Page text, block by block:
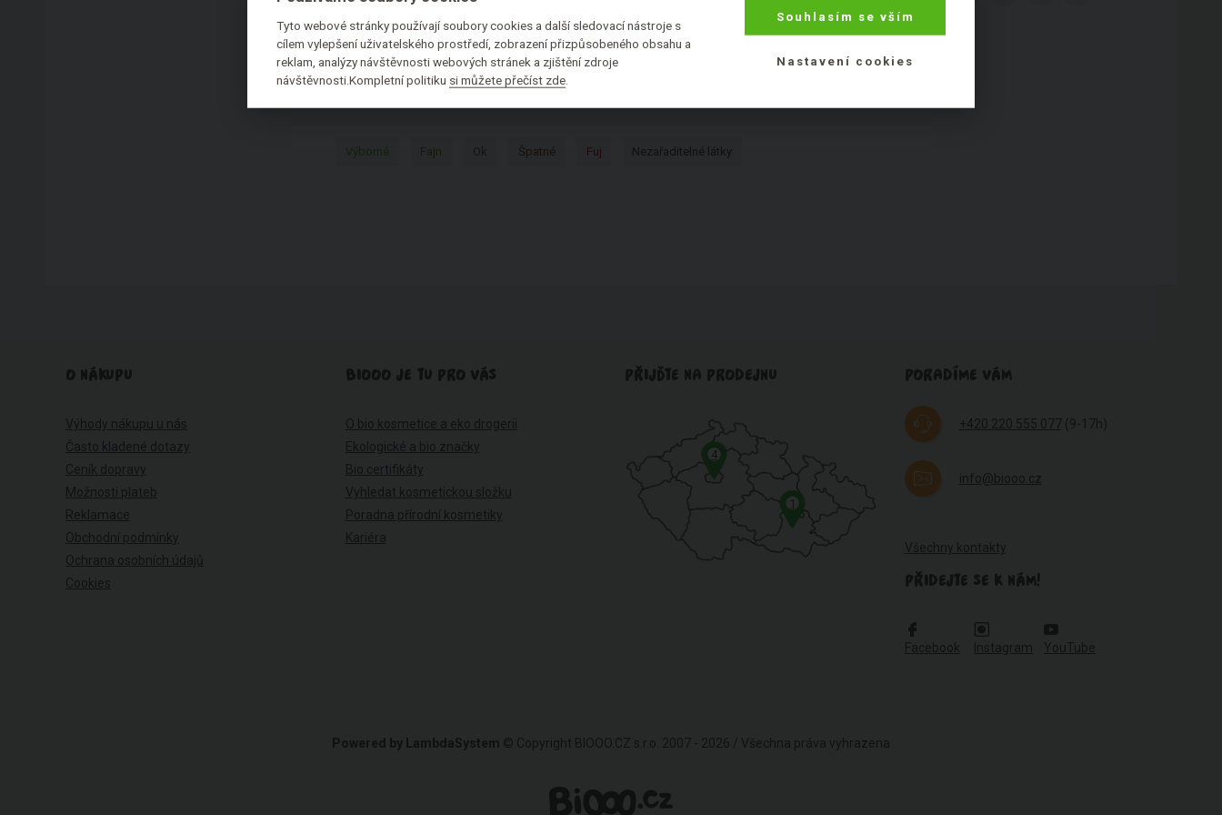
O P Q R S T U V W X
Výborné Fajn Ok Špatné Fuj Nezařaditelné látky
O NÁKUPU
Výhody nákupu u nás
Často kladené dotazy
Ceník dopravy
Možnosti plateb
Reklamace
Obchodní podmínky
Ochrana osobních údajů
Cookies
BIOOO JE TU PRO VÁS
O bio kosmetice a eko drogerii
Ekologické a bio značky
Bio certifikáty
Vyhledat kosmetickou složku
Poradna přírodní kosmetiky
Kariéra
PŘIJĎTE NA PRODEJNU
1
4
PORADÍME VÁM
+420 220 555 077(9-17h)
info@biooo.cz
Všechny kontakty
PŘIDEJTE SE K NÁM!
Facebook Instagram YouTube
Powered by LambdaSystem © Copyright BIOOO.CZ s.r.o. 2007 - 2026 / Všechna práva vyhrazena
Tyto webové stránky používají soubory cookies a další sledovací nástroje s
cílem vylepšení uživatelského prostředí, zobrazení přizpůsobeného obsahu a
reklam, analýzy návštěvnosti webových stránek a zjištění zdroje
návštěvnosti.Kompletní politiku si můžete přečíst zde
Souhlasím se vším
Nastavení cookies